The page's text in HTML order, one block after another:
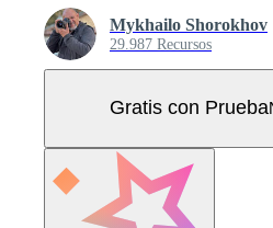
Mykhailo Shorokhov
29.987 Recursos
Gratis con Prueba